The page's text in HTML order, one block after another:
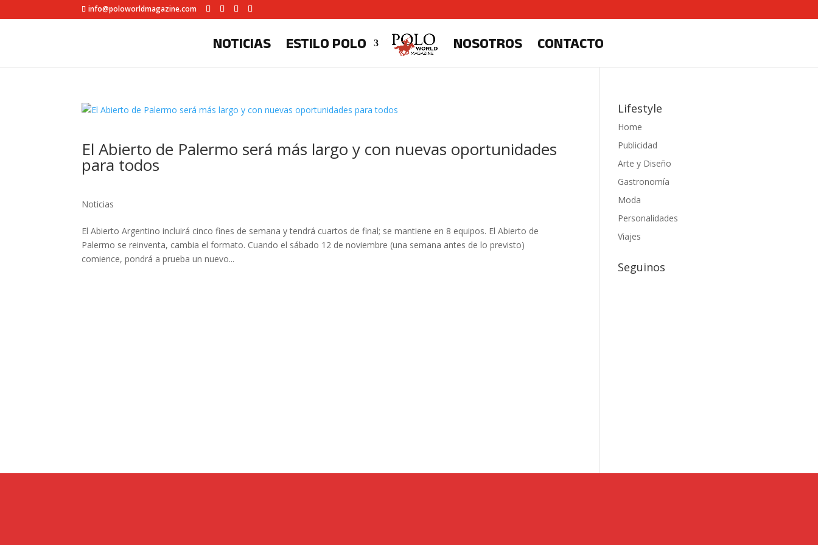
info@poloworldmagazine.com
NOTICIAS ESTILO POLO NOSOTROS CONTACTO
El Abierto de Palermo será más largo y con nuevas oportunidades
para todos
Noticias
El Abierto Argentino incluirá cinco fines de semana y tendrá cuartos de final; se mantiene en 8 equipos. El Abierto de
Palermo se reinventa, cambia el formato. Cuando el sábado 12 de noviembre (una semana antes de lo previsto)
comience, pondrá a prueba un nuevo...
Lifestyle
Home
Publicidad
Arte y Diseño
Gastronomía
Moda
Personalidades
Viajes
Seguinos